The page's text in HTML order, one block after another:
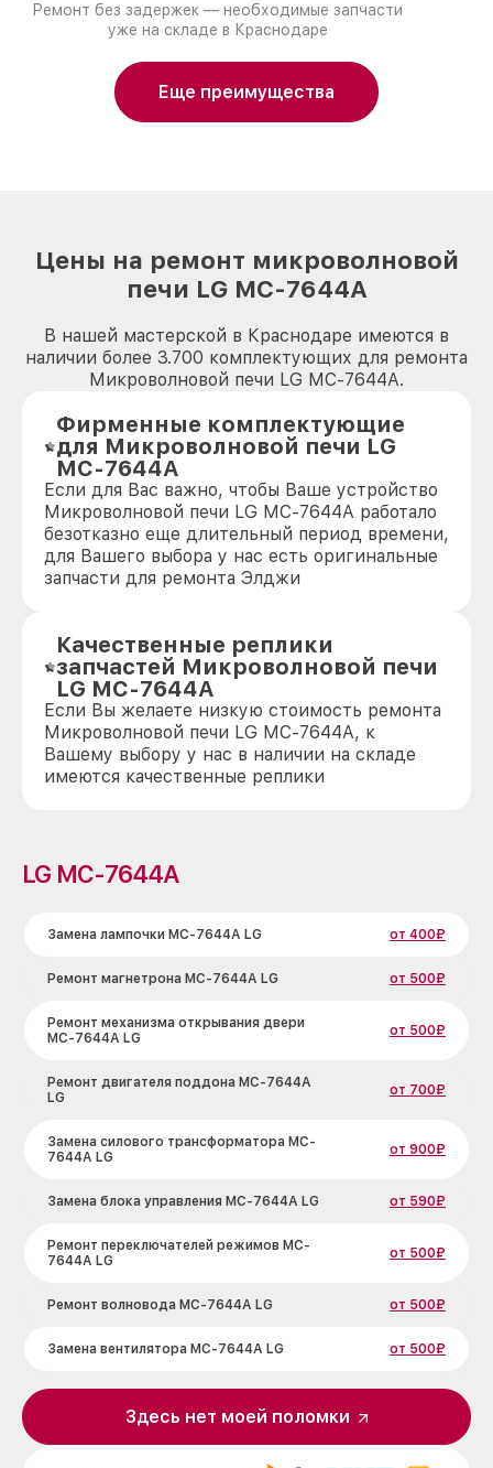
Ремонт без задержек — необходимые запчасти
уже на складе в Краснодаре
Еще преимущества
Цены на ремонт микроволновой
печи LG MC-7644A
В нашей мастерской в Краснодаре имеются в
наличии более 3.700 комплектующих для ремонта
Микроволновой печи LG MC-7644A.
Фирменные комплектующие
для Микроволновой печи LG
MC-7644A
Если для Вас важно, чтобы Ваше устройство
Микроволновой печи LG MC-7644A работало
безотказно еще длительный период времени,
для Вашего выбора у нас есть оригинальные
запчасти для ремонта Элджи
Качественные реплики
запчастей Микроволновой печи
LG MC-7644A
Если Вы желаете низкую стоимость ремонта
Микроволновой печи LG MC-7644A, к
Вашему выбору у нас в наличии на складе
имеются качественные реплики
LG MC-7644A
Замена лампочки MC-7644A LG от 400₽
Ремонт магнетрона MC-7644A LG от 500₽
Ремонт механизма открывания двери
MC-7644A LG
от 500₽
Ремонт двигателя поддона MC-7644A
LG
от 700₽
Замена силового трансформатора MC-
7644A LG
от 900₽
Замена блока управления MC-7644A LG от 590₽
Ремонт переключателей режимов MC-
7644A LG
от 500₽
Ремонт волновода MC-7644A LG от 500₽
Замена вентилятора MC-7644A LG от 500₽
Замена ТЭН MC-7644A LG от 1000₽
Здесь нет моей поломки